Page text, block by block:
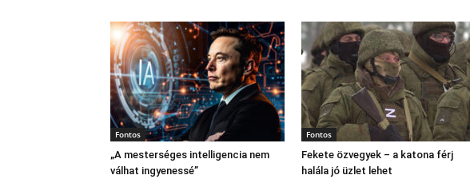
Fontos
„A mesterséges intelligencia nem
válhat ingyenessé”
Fontos
Fekete özvegyek – a katona férj
halála jó üzlet lehet